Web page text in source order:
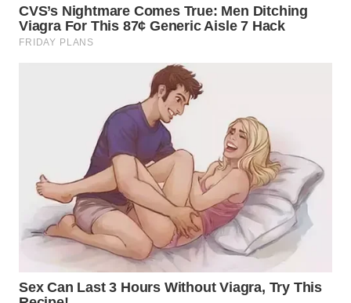
TIMUR
BOROBUDUR
WN
MADURA
WN